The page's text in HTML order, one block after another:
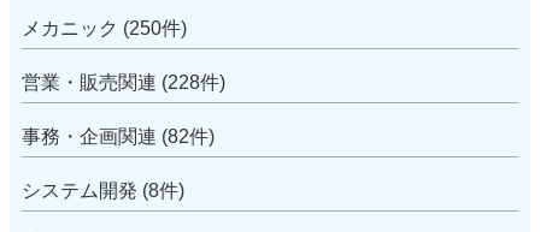
メカニック (250件)
営業・販売関連 (228件)
事務・企画関連 (82件)
システム開発 (8件)